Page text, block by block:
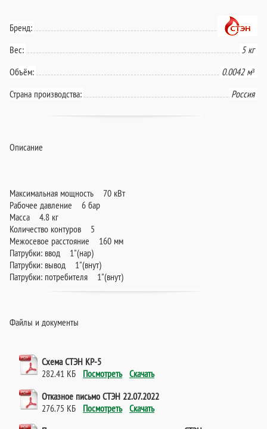
Бренд:
Вес:
5 кг
Объём:
0.0042 м³
Страна производства:
Россия
Описание
Максимальная мощность 70 кВт
Рабочее давление 6 бар
Масса 4.8 кг
Количество контуров 5
Межосевое расстояние 160 мм
Патрубки: ввод 1"(нар)
Патрубки: вывод 1"(внут)
Патрубки: потребителя 1"(внут)
Файлы и документы
Схема СТЭН КР-5
282.41 КБ Посмотреть Скачать
Отказное письмо СТЭН 22.07.2022
276.75 КБ Посмотреть Скачать